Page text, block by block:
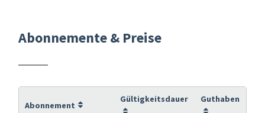
Abonnemente & Preise
Abonnement
Gültigkeitsdauer Guthaben